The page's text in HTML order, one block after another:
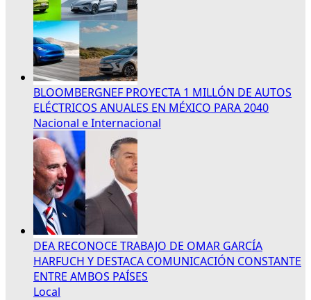
BLOOMBERGNEF PROYECTA 1 MILLÓN DE AUTOS
ELÉCTRICOS ANUALES EN MÉXICO PARA 2040
Nacional e Internacional
DEA RECONOCE TRABAJO DE OMAR GARCÍA
HARFUCH Y DESTACA COMUNICACIÓN CONSTANTE
ENTRE AMBOS PAÍSES
Local